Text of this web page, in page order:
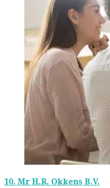
10. Mr H.R. Okkens B.V.